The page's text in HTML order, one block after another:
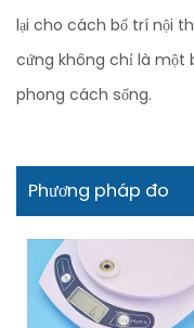
lại cho cách bố trí nội
cứng không chỉ là một
phong cách sống.
Phương pháp đo